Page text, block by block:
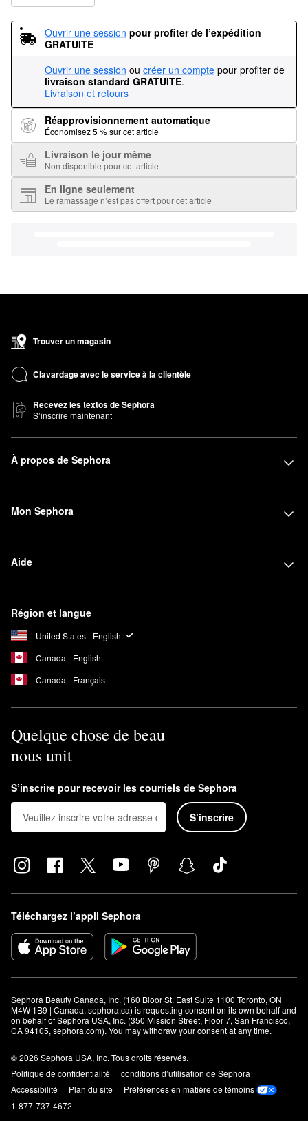
Ouvrir une session pour profiter de l’expédition
GRATUITE
Ouvrir une session ou créer un compte pour profiter de
livraison standard GRATUITE.
Livraison et retours
Réapprovisionnement automatique
Économisez 5 % sur cet article
Livraison le jour même
Non disponible pour cet article
En ligne seulement
Le ramassage n’est pas offert pour cet article
Trouver un magasin
Clavardage avec le service à la clientèle
Recevez les textos de Sephora
S’inscrire maintenant
À propos de Sephora
Mon Sephora
Aide
Région et langue
United States - English
Canada - English
Canada - Français
Quelque chose de beau
nous unit
S’inscrire pour recevoir les courriels de Sephora
S’inscrire
Téléchargez l’appli Sephora
Sephora Beauty Canada, Inc. (160 Bloor St. East Suite 1100 Toronto, ON
M4W 1B9 | Canada, sephora.ca) is requesting consent on its own behalf and
on behalf of Sephora USA, Inc. (350 Mission Street, Floor 7, San Francisco,
CA 94105, sephora.com). You may withdraw your consent at any time.
© 2026 Sephora USA, Inc. Tous droits réservés.
Politique de confidentialité
conditions d’utilisation de Sephora
Accessibilité
Plan du site
Préférences en matière de témoins
1-877-737-4672